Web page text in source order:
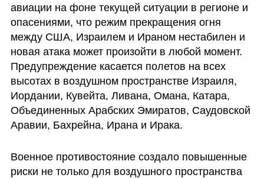
авиации на фоне текущей ситуации в регионе и
опасениями, что режим прекращения огня
между США, Израилем и Ираном нестабилен и
новая атака может произойти в любой момент.
Предупреждение касается полетов на всех
высотах в воздушном пространстве Израиля,
Иордании, Кувейта, Ливана, Омана, Катара,
Объединенных Арабских Эмиратов, Саудовской
Аравии, Бахрейна, Ирана и Ирака.
Военное противостояние создало повышенные
риски не только для воздушного пространства